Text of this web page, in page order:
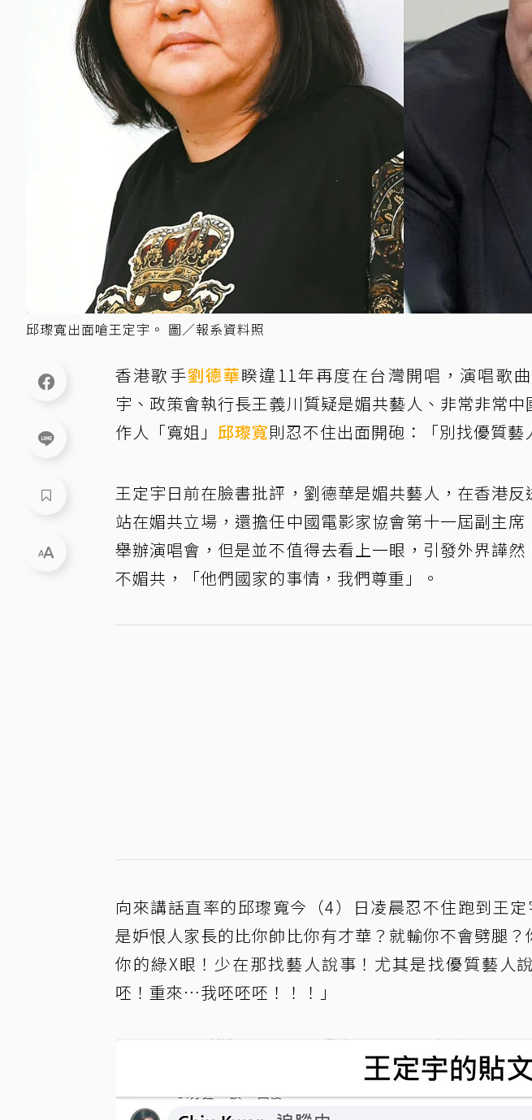
邱瓈寬出面嗆王定宇。 圖／報系資料照
香港歌手劉德華睽違11年再度在台灣開唱，演唱歌
宇、政策會執行長王義川質疑是媚共藝人、非常非常
作人「寬姐」 邱瓈寬則忍不住出面開砲：「別找優質藝
王定宇日前在臉書批評，劉德華是媚共藝人，在香港
站在媚共立場，還擔任中國電影家協會第十一屆副主
舉辦演唱會，但是並不值得去看上一眼，引發外界譁
不媚共，「他們國家的事情，我們尊重」。
向來講話直率的邱瓈寬今（4）日凌晨忍不住跑到王
是妒恨人家長的比你帥比你有才華？就輸你不會劈腿
你的綠X眼！少在那找藝人說事！尤其是找優質藝人
呸！重來⋯我呸呸呸！！！」